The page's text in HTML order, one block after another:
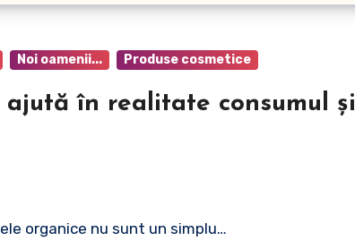
Noi oamenii... Produse cosmetice
ajută în realitate consumul și
organice nu sunt un simplu…